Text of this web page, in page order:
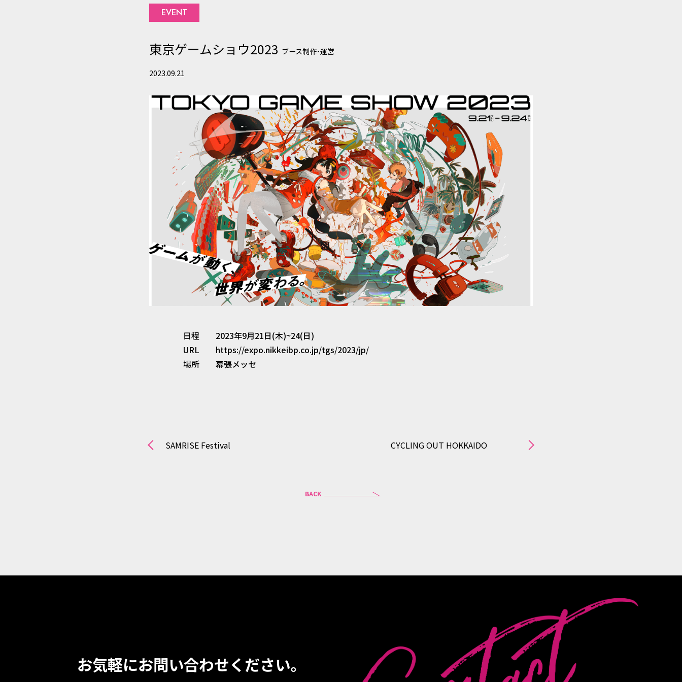
EVENT
東京ゲームショウ2023 ブース制作・運営
2023.09.21
日程
2023年9月21日(木)~24(日)
URL
https://expo.nikkeibp.co.jp/tgs/2023/jp/
場所
幕張メッセ
SAMRISE Festival CYCLING OUT HOKKAIDO
BACK
お気軽にお問い合わせください。
護に関する法令、ガイドラインおよび本プライバシーポリシーを遵守いたします。
株式会社ドリーム・ラボは、必要な範囲で個人情報を収集することがあります。
適正かつ公正な手段により行い、法令により例外として扱うことが認められている場合を除き、利用目的を予め公表するか、
または取得後速やかにご本人に通知もしくは公表いたします。
なお、ご本人から書面（インターネット上のWEBサイトの画面等を含む）により直接個人情報を収集する場合には、法令によ
り例外として扱うことが認められている場合を除きその都度予め利用目的を明示いたします。
3.個人情報の管理・保護について
株式会社ドリーム・ラボが個人情報を取り扱う際には、管理責任者を置き、適切な管理を行うこととし、また、外部からの不正
アクセスや紛失、破壊、改ざん等の危険に対しては適切かつ合理的なレベルでの安全対策を実施するとともに、外部への流出
防止および個人情報の保護のために、必要かつ適切な措置を講じます。
株式会社ドリーム・ラボは、個人情報に係るデータベース等へのアクセス権を有する者を限定し社内においても不正な利用が
なされないよう厳重に管理いたします。
株式会社ドリーム・ラボは、個人情報の取扱いを外部に委託することがあります。
この場合、グループ会社または個人情報を適正に取り扱っていると認められる委託先（以下「業務委託先」という）を選定し、
4.個人情報の利用
株式会社ドリーム・ラボは、ご本人の同意を得た場合、および法令により例外として取り扱うことが認められている場合を除
ただし、法令により開示を求められた場合、または裁判所、警察等の公的機関から開示を求められた場合には、ご本人の同意
株式会社ドリーム・ラボは、個人情報につきご本人または代理人からの開示、訂正等（訂正、追加、削除、利用停止、消去または
9.お問い合わせ
本プライバシーポリシーに関するお問い合わせにつきましては、株式会社ドリーム・ラボで受け付けております。